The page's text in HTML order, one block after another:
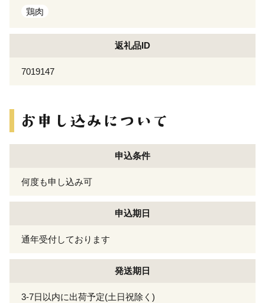
鶏肉
返礼品ID
7019147
申込条件
何度も申し込み可
申込期日
通年受付しております
発送期日
3-7日以内に出荷予定(土日祝除く)